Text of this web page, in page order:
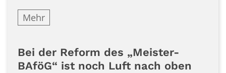
Mehr
Bei der Reform des „Meister-
BAföG“ ist noch Luft nach oben